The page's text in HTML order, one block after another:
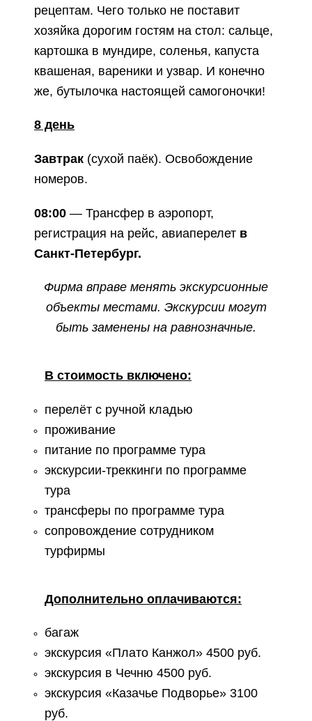
рецептам. Чего только не поставит
хозяйка дорогим гостям на стол: сальце,
картошка в мундире, соленья, капуста
квашеная, вареники и узвар. И конечно
же, бутылочка настоящей самогоночки!
8 день
Завтрак (сухой паёк). Освобождение
номеров.
08:00 — Трансфер в аэропорт,
регистрация на рейс, авиаперелет в
Санкт-Петербург.
Фирма вправе менять экскурсионные
объекты местами. Экскурсии могут
быть заменены на равнозначные.
В стоимость включено:
перелёт с ручной кладью
проживание
питание по программе тура
экскурсии-треккинги по программе
тура
трансферы по программе тура
сопровождение сотрудником
турфирмы
Дополнительно оплачиваются:
багаж
экскурсия «Плато Канжол» 4500 руб.
экскурсия в Чечню 4500 руб.
экскурсия «Казачье Подворье» 3100
руб.